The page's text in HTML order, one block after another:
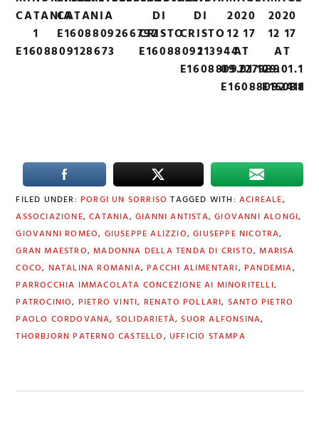
CATANIA
1
E1608809128673
CATANIA
E1608809266792
DI
CRISTO
E1608809213944
DI
CRISTO
1
E1608809227939
2020
12 17
AT
09.01.12
2020
12 17
AT
09.01.121
FILED UNDER: PORGI UN SORRISO TAGGED WITH:ACIREALE,
ASSOCIAZIONE,CATANIA,GIANNI ANTISTA,GIOVANNI ALONGI,
GIOVANNI ROMEO, GIUSEPPE ALIZZIO,GIUSEPPE NICOTRA,
GRAN MAESTRO,MADONNA DELLA TENDA DI CRISTO,MARISA
COCO, NATALINA ROMANIA,PACCHI ALIMENTARI,PANDEMIA,
PARROCCHIA IMMACOLATA CONCEZIONE AI MINORITELLI,
PATROCINIO, PIETRO VINTI, RENATO POLLARI, SANTO PIETRO
PAOLO CORDOVANA, SOLIDARIETÀ,SUOR ALFONSINA,
THORBJORN PATERNO CASTELLO, UFFICIO STAMPA